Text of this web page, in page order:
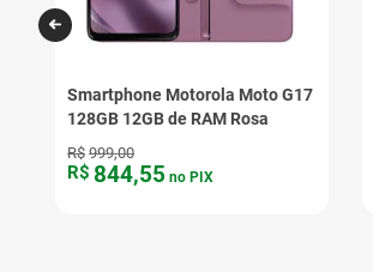
Smartphone Motorola Moto G17
128GB 12GB de RAM Rosa
R$ 999,00
R$ 844,55 no PIX